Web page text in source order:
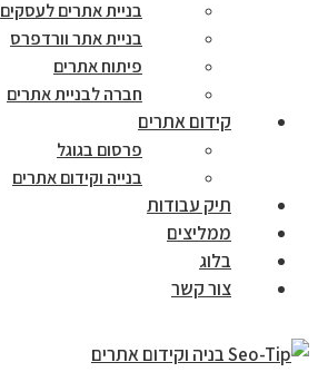
בניית אתרים לעסקים
בניית אתר וורדפרס
פיתוח אתרים
חברה לבניית אתרים
קידום אתרים
פרסום בגוגל
בנייה וקידום אתרים
תיק עבודות
ממליצים
בלוג
צור קשר